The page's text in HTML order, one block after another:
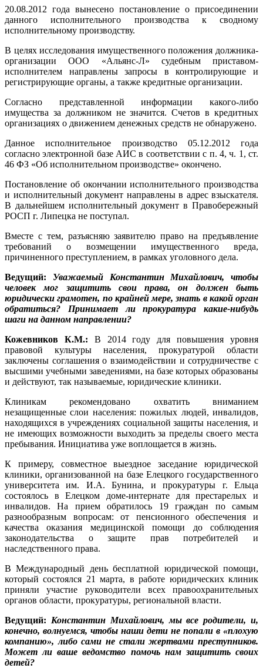
20.08.2012 года вынесено постановление о присоединении
данного исполнительного производства к сводному
исполнительному производству.
В целях исследования имущественного положения должника-
организации ООО «Альянс-Л» судебным приставом-
исполнителем направлены запросы в контролирующие и
регистрирующие органы, а также кредитные организации.
Согласно представленной информации какого-либо
имущества за должником не значится. Счетов в кредитных
организациях о движением денежных средств не обнаружено.
Данное исполнительное производство 05.12.2012 года
согласно электронной базе АИС в соответствии с п. 4, ч. 1, ст.
46 ФЗ «Об исполнительном производстве» окончено.
Постановление об окончании исполнительного производства
и исполнительный документ направлены в адрес взыскателя.
В дальнейшем исполнительный документ в Правобережный
РОСП г. Липецка не поступал.
Вместе с тем, разъясняю заявителю право на предъявление
требований о возмещении имущественного вреда,
причиненного преступлением, в рамках уголовного дела.
Ведущий: Уважаемый Константин Михайлович, чтобы
человек мог защитить свои права, он должен быть
юридически грамотен, по крайней мере, знать в какой орган
обратиться? Принимает ли прокуратура какие-нибудь
шаги на данном направлении?
Кожевников К.М.: В 2014 году для повышения уровня
правовой культуры населения, прокуратурой области
заключены соглашения о взаимодействии и сотрудничестве с
высшими учебными заведениями, на базе которых образованы
и действуют, так называемые, юридические клиники.
Клиникам рекомендовано охватить вниманием
незащищенные слои населения: пожилых людей, инвалидов,
находящихся в учреждениях социальной защиты населения, и
не имеющих возможности выходить за пределы своего места
пребывания. Инициатива уже воплощается в жизнь.
К примеру, совместное выездное заседание юридической
клиники, организованной на базе Елецкого государственного
университета им. И.А. Бунина, и прокуратуры г. Ельца
состоялось в Елецком доме-интернате для престарелых и
инвалидов. На прием обратилось 19 граждан по самым
разнообразным вопросам: от пенсионного обеспечения и
качества оказания медицинской помощи до соблюдения
законодательства о защите прав потребителей и
наследственного права.
В Международный день бесплатной юридической помощи,
который состоялся 21 марта, в работе юридических клиник
приняли участие руководители всех правоохранительных
органов области, прокуратуры, региональной власти.
Ведущий: Константин Михайлович, мы все родители, и,
конечно, волнуемся, чтобы наши дети не попали в «плохую
компанию», либо сами не стали жертвами преступников.
Может ли ваше ведомство помочь нам защитить своих
детей?